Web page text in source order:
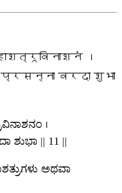
।
वरदा शुभा
।
ಶುಭಾ || 11 ||
ಅಥವಾ